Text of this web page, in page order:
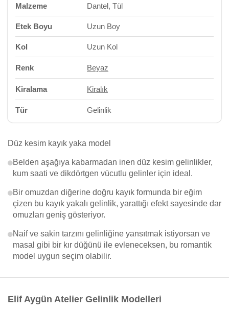
Malzeme Dantel, Tül
Etek Boyu Uzun Boy
Kol Uzun Kol
Renk Beyaz
Kiralama Kiralık
Tür Gelinlik
Düz kesim kayık yaka model
Belden aşağıya kabarmadan inen düz kesim gelinlikler,
kum saati ve dikdörtgen vücutlu gelinler için ideal.
Bir omuzdan diğerine doğru kayık formunda bir eğim
çizen bu kayık yakalı gelinlik, yarattığı efekt sayesinde dar
omuzları geniş gösteriyor.
Naif ve sakin tarzını gelinliğine yansıtmak istiyorsan ve
masal gibi bir kır düğünü ile evleneceksen, bu romantik
model uygun seçim olabilir.
Elif Aygün Atelier Gelinlik Modelleri